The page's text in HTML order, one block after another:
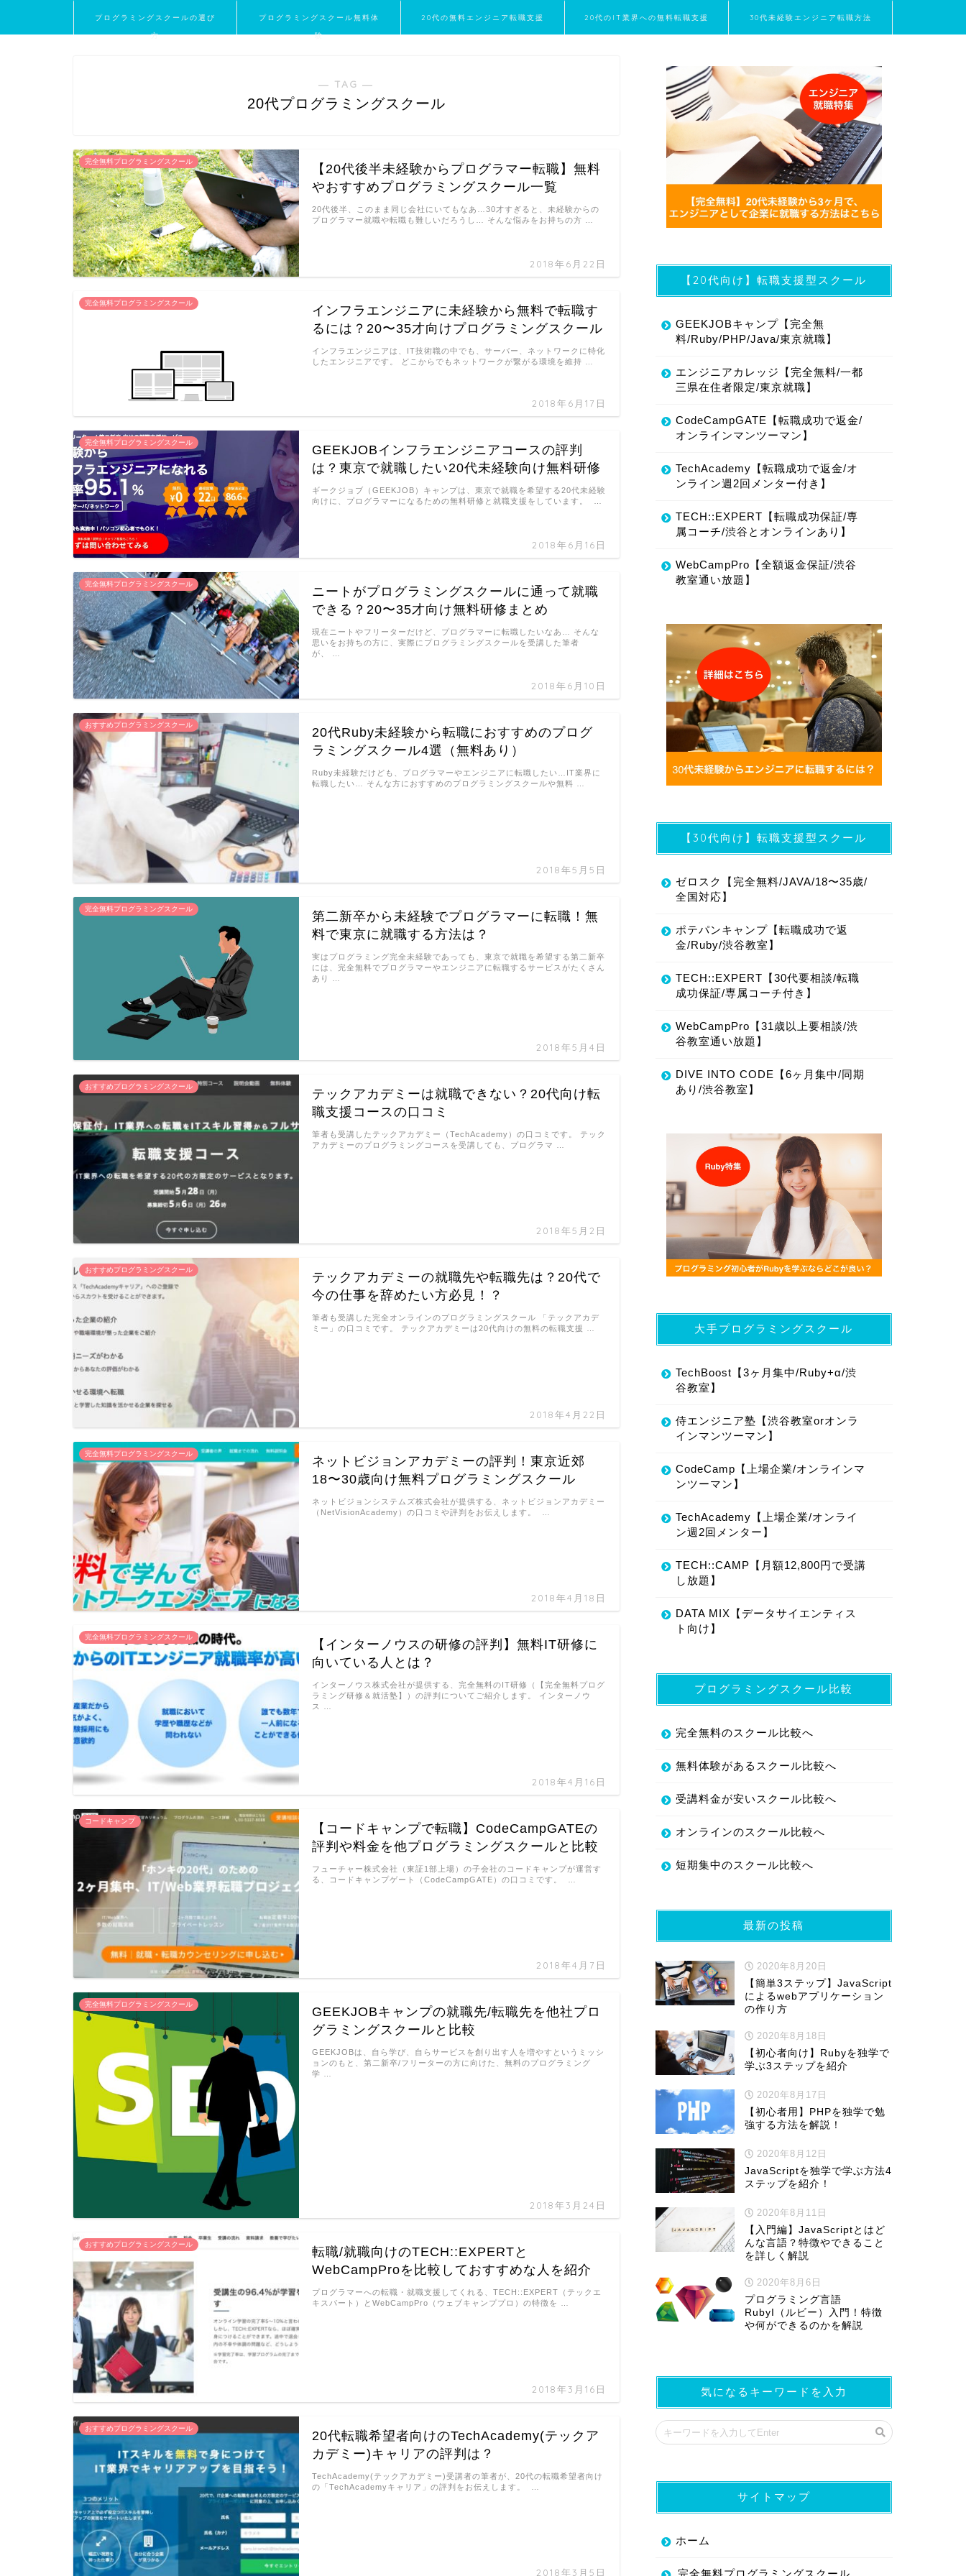
プログラミングスクールの選び
方
プログラミングスクール無料体
験
20代の無料エンジニア転職支援 20代のIT業界への無料転職支援 30代未経験エンジニア転職方法
― TAG ―
20代プログラミングスクール
完全無料プログラミングスクール
【20代後半未経験からプログラマー転職】無料
やおすすめプログラミングスクール一覧
2018年6月22日
20代後半、このまま同じ会社にいてもなあ…30才すぎると、未経験からの
プログラマー就職や転職も難しいだろうし… そんな悩みをお持ちの方 …
完全無料プログラミングスクール
インフラエンジニアに未経験から無料で転職す
るには？20〜35才向けプログラミングスクール
2018年6月17日
インフラエンジニアは、IT技術職の中でも、サーバー、ネットワークに特化
したエンジニアです。 どこからでもネットワークが繋がる環境を維持 …
完全無料プログラミングスクール
GEEKJOBインフラエンジニアコースの評判
は？東京で就職したい20代未経験向け無料研修
2018年6月16日
ギークジョブ（GEEKJOB）キャンプは、東京で就職を希望する20代未経験
向けに、プログラマーになるための無料研修と就職支援をしています。 …
完全無料プログラミングスクール
ニートがプログラミングスクールに通って就職
できる？20〜35才向け無料研修まとめ
2018年6月10日
現在ニートやフリーターだけど、プログラマーに転職したいなあ… そんな
思いをお持ちの方に、実際にプログラミングスクールを受講した筆者
が、 …
おすすめプログラミングスクール
20代Ruby未経験から転職におすすめのプログ
ラミングスクール4選（無料あり）
2018年5月5日
Ruby未経験だけども、プログラマーやエンジニアに転職したい…IT業界に
転職したい… そんな方におすすめのプログラミングスクールや無料 …
完全無料プログラミングスクール
第二新卒から未経験でプログラマーに転職！無
料で東京に就職する方法は？
2018年5月4日
実はプログラミング完全未経験であっても、東京で就職を希望する第二新卒
には、完全無料でプログラマーやエンジニアに転職するサービスがたくさん
あり …
おすすめプログラミングスクール
テックアカデミーは就職できない？20代向け転
職支援コースの口コミ
2018年5月2日
筆者も受講したテックアカデミー（TechAcademy）の口コミです。 テック
アカデミーのプログラミングコースを受講しても、プログラマ …
おすすめプログラミングスクール
テックアカデミーの就職先や転職先は？20代で
今の仕事を辞めたい方必見！？
2018年4月22日
筆者も受講した完全オンラインのプログラミングスクール 「テックアカデ
ミー」の口コミです。 テックアカデミーは20代向けの無料の転職支援 …
完全無料プログラミングスクール
ネットビジョンアカデミーの評判！東京近郊
18〜30歳向け無料プログラミングスクール
2018年4月18日
ネットビジョンシステムズ株式会社が提供する、ネットビジョンアカデミー
（NetVisionAcademy）の口コミや評判をお伝えします。 …
完全無料プログラミングスクール
【インターノウスの研修の評判】無料IT研修に
向いている人とは？
2018年4月16日
インターノウス株式会社が提供する、完全無料のIT研修（【完全無料プログ
ラミング研修＆就活塾】）の評判についてご紹介します。 インターノウ
ス …
コードキャンプ
【コードキャンプで転職】CodeCampGATEの
評判や料金を他プログラミングスクールと比較
2018年4月7日
フューチャー株式会社（東証1部上場）の子会社のコードキャンプが運営す
る、コードキャンプゲート（CodeCampGATE）の口コミです。 …
完全無料プログラミングスクール
GEEKJOBキャンプの就職先/転職先を他社プロ
グラミングスクールと比較
2018年3月24日
GEEKJOBは、自ら学び、自らサービスを創り出す人を増やすというミッシ
ョンのもと、第二新卒/フリーターの方に向けた、無料のプログラミング
学 …
おすすめプログラミングスクール
転職/就職向けのTECH::EXPERTと
WebCampProを比較しておすすめな人を紹介
2018年3月16日
プログラマーへの転職・就職支援してくれる、TECH::EXPERT（テックエ
キスパート）とWebCampPro（ウェブキャンププロ）の特徴を …
おすすめプログラミングスクール
20代転職希望者向けのTechAcademy(テックア
カデミー)キャリアの評判は？
2018年3月5日
TechAcademy(テックアカデミー)受講者の筆者が、20代の転職希望者向け
の「TechAcademyキャリア」の評判をお伝えします。 …
【20代向け】転職支援型スクール
GEEKJOBキャンプ【完全無
料/Ruby/PHP/Java/東京就職】
エンジニアカレッジ【完全無料/一都
三県在住者限定/東京就職】
CodeCampGATE【転職成功で返金/
オンラインマンツーマン】
TechAcademy【転職成功で返金/オ
ンライン週2回メンター付き】
TECH::EXPERT【転職成功保証/専
属コーチ/渋谷とオンラインあり】
WebCampPro【全額返金保証/渋谷
教室通い放題】
【30代向け】転職支援型スクール
ゼロスク【完全無料/JAVA/18〜35歳/
全国対応】
ポテパンキャンプ【転職成功で返
金/Ruby/渋谷教室】
TECH::EXPERT【30代要相談/転職
成功保証/専属コーチ付き】
WebCampPro【31歳以上要相談/渋
谷教室通い放題】
DIVE INTO CODE【6ヶ月集中/同期
あり/渋谷教室】
大手プログラミングスクール
TechBoost【3ヶ月集中/Ruby+α/渋
谷教室】
侍エンジニア塾【渋谷教室orオンラ
インマンツーマン】
CodeCamp【上場企業/オンラインマ
ンツーマン】
TechAcademy【上場企業/オンライ
ン週2回メンター】
TECH::CAMP【月額12,800円で受講
し放題】
DATA MIX【データサイエンティス
ト向け】
プログラミングスクール比較
完全無料のスクール比較へ
無料体験があるスクール比較へ
受講料金が安いスクール比較へ
オンラインのスクール比較へ
短期集中のスクール比較へ
最新の投稿
2020年8月20日
【簡単3ステップ】JavaScript
によるwebアプリケーション
の作り方
2020年8月18日
【初心者向け】Rubyを独学で
学ぶ3ステップを紹介
2020年8月17日
【初心者用】PHPを独学で勉
強する方法を解説！
2020年8月12日
JavaScriptを独学で学ぶ方法4
ステップを紹介！
2020年8月11日
【入門編】JavaScriptとはど
んな言語？特徴やできること
を詳しく解説
2020年8月6日
プログラミング言語
RubyI（ルビー）入門！特徴
や何ができるのかを解説
気になるキーワードを入力
サイトマップ
ホーム